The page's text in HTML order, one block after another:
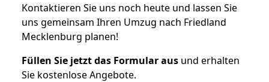
Kontaktieren Sie uns noch heute und lassen Sie
uns gemeinsam Ihren Umzug nach Friedland
Mecklenburg planen!
Füllen Sie jetzt das Formular aus und erhalten
Sie kostenlose Angebote.